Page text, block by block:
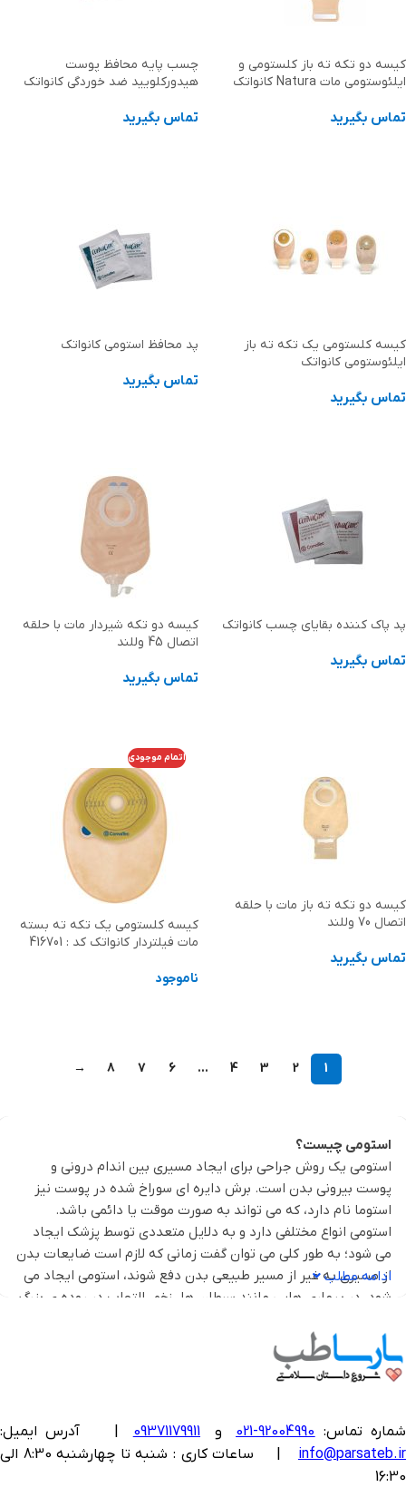
کیسه دو تکه ته باز کلستومی و
ایلئوستومی مات Natura کانواتک
تماس بگیرید
چسب پایه محافظ پوست
هیدورکلویید ضد خوردگی کانواتک
تماس بگیرید
کیسه کلستومی یک تکه ته باز
ایلئوستومی کانواتک
تماس بگیرید
پد محافظ استومی کانواتک
تماس بگیرید
پد پاک کننده بقایای چسب کانواتک
تماس بگیرید
کیسه دو تکه شیردار مات با حلقه
اتصال 45 وللند
تماس بگیرید
کیسه دو تکه ته باز مات با حلقه
اتصال 70 وللند
تماس بگیرید
اتمام موجودی
کيسه كلستومی يک تكه ته بسته
مات فيلتردار کانواتک کد : 416701
ناموجود
1
2
3
4
…
6
7
8
→
استومی چیست؟
استومی یک روش جراحی برای ایجاد مسیری بین اندام درونی و
پوست بیرونی بدن است. برش دایره ای سوراخ شده در پوست نیز
استوما نام دارد، که می تواند به صورت موقت یا دائمی باشد.
استومی انواع مختلفی دارد و به دلایل متعددی توسط پزشک ایجاد
می شود؛ به طور کلی می توان گفت زمانی که لازم است ضایعات بدن
از مسیری به غیر از مسیر طبیعی بدن دفع شوند، استومی ایجاد می
شود. در بیماری هایی مانند سرطان ها، زخم، التهاب در روده ی بزرگ،
دیواره روده ، جراحی استومی به کار گرفته می شود. در ادامه،
استومیرا بررسی کرده و
استوما را نیز معرفی می کنیم.
کلوستومی و ایلئوستومی و اورئوستومی، سه نوع از جراحی استومی
هستند که بسته به مشکل در اندام های بدن ایجاد می شوند. البته
هر یک از این نوع استومی ها، خود روش ها و انواع مختلفی دارند.
ادامه مطلب
شماره تماس: 92004990-021 و 09371179911
آدرس ایمیل:
info@parsateb.ir
| ساعات کاری : شنبه تا چهارشنبه 8:30 الی
16:30